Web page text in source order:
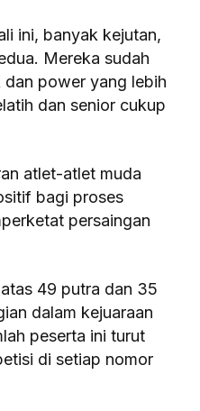
ini, banyak kejutan,
Mereka sudah
dan power yang lebih
dan senior cukup
atlet-atlet muda
bagi proses
persaingan
49 putra dan 35
dalam kejuaraan
peserta ini turut
di setiap nomor